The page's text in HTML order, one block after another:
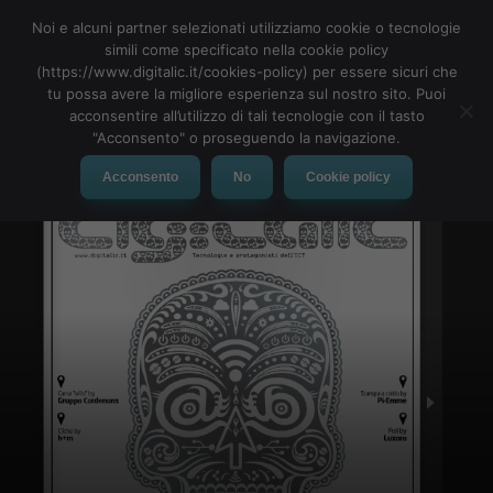
MENU
Noi e alcuni partner selezionati utilizziamo cookie o tecnologie
simili come specificato nella cookie policy
(https://www.digitalic.it/cookies-policy) per essere sicuri che
tu possa avere la migliore esperienza sul nostro sito. Puoi
acconsentire all’utilizzo di tali tecnologie con il tasto
"Acconsento" o proseguendo la navigazione.
Acconsento No Cookie policy